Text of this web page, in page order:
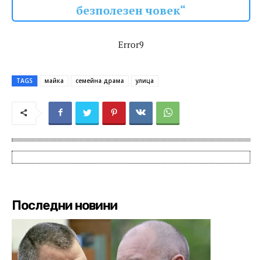
безполезен човек“
Error9
TAGS майка семейна драма улица
Последни новини